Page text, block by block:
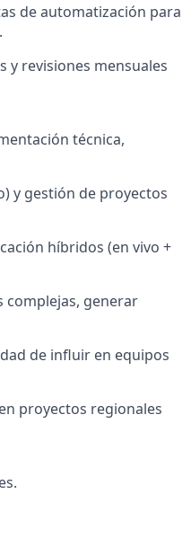
de automatización para
y revisiones mensuales
técnica,
y gestión de proyectos
híbridos (en vivo +
complejas, generar
de influir en equipos
proyectos regionales